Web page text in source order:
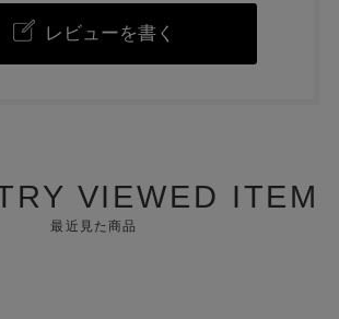
レビューを書く
VIEWED ITEM
最近見た商品